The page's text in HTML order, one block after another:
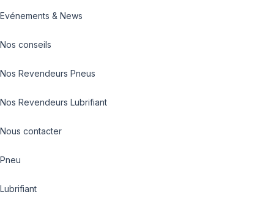
Evénements & News
Nos conseils
Nos Revendeurs Pneus
Nos Revendeurs Lubrifiant
Nous contacter
Pneu
Lubrifiant